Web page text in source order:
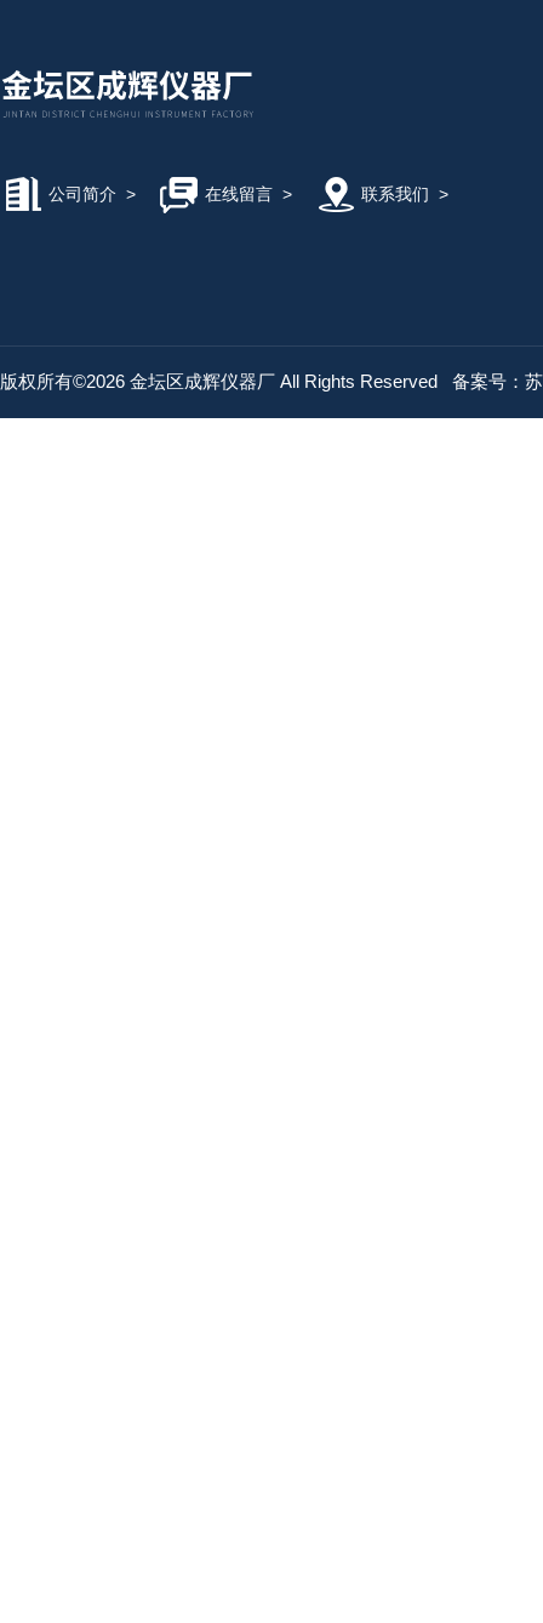
公司简介 > 在线留言> 联系我们 >
版权所有©2026 金坛区成辉仪器厂 All Rights Reserved 备案号：